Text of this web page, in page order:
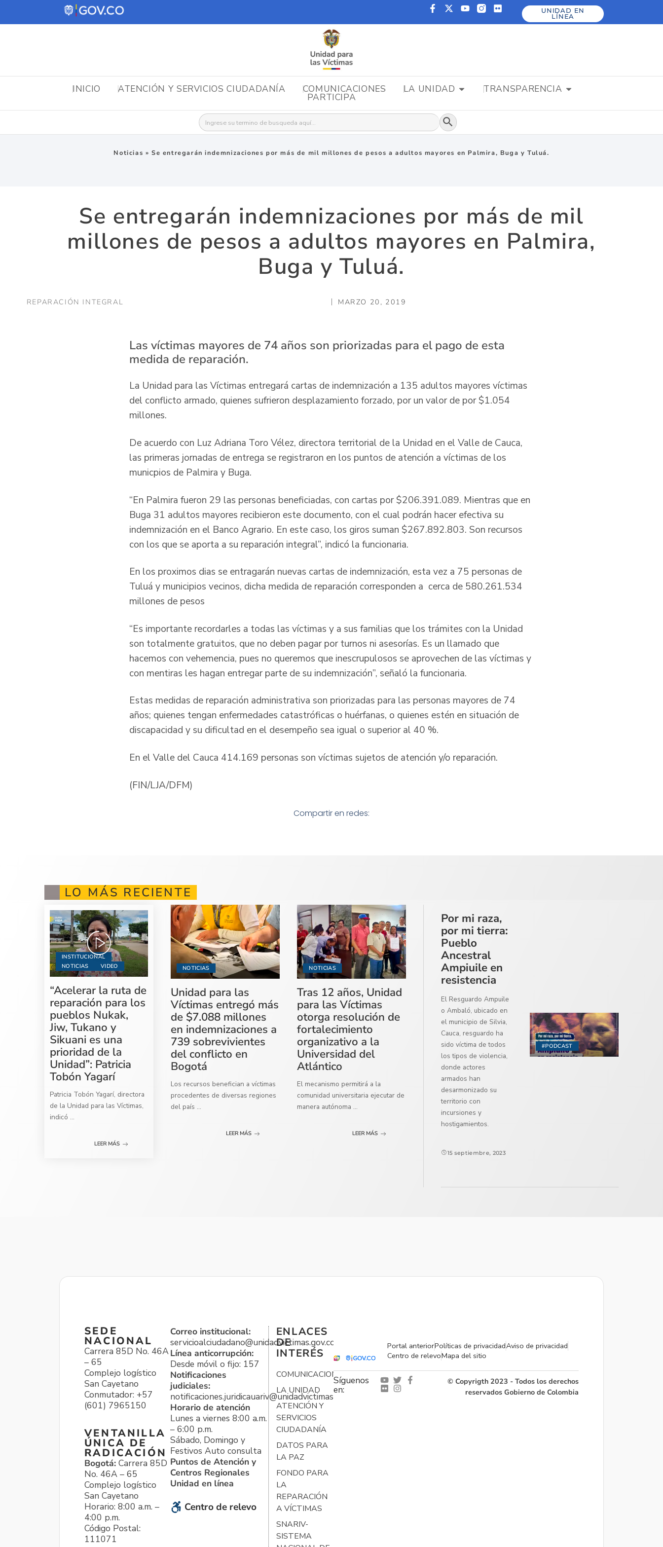
UNIDAD EN
LÍNEA
INICIO ATENCIÓN Y SERVICIOS CIUDADANÍA COMUNICACIONES LA UNIDAD TRANSPARENCIA
PARTICIPA
Buscar: Botón de búsqueda
Noticias » Se entregarán indemnizaciones por más de mil millones de pesos a adultos mayores en Palmira, Buga y Tuluá.
Se entregarán indemnizaciones por más de mil
millones de pesos a adultos mayores en Palmira,
Buga y Tuluá.
REPARACIÓN INTEGRAL MARZO 20, 2019
Las víctimas mayores de 74 años son priorizadas para el pago de esta
medida de reparación.
La Unidad para las Víctimas entregará cartas de indemnización a 135 adultos mayores víctimas
del conflicto armado, quienes sufrieron desplazamiento forzado, por un valor de por $1.054
millones.
De acuerdo con Luz Adriana Toro Vélez, directora territorial de la Unidad en el Valle de Cauca,
las primeras jornadas de entrega se registraron en los puntos de atención a víctimas de los
municpios de Palmira y Buga.
“En Palmira fueron 29 las personas beneficiadas, con cartas por $206.391.089. Mientras que en
Buga 31 adultos mayores recibieron este documento, con el cual podrán hacer efectiva su
indemnización en el Banco Agrario. En este caso, los giros suman $267.892.803. Son recursos
con los que se aporta a su reparación integral”, indicó la funcionaria.
En los proximos dias se entragarán nuevas cartas de indemnización, esta vez a 75 personas de
Tuluá y municipios vecinos, dicha medida de reparación corresponden a cerca de 580.261.534
millones de pesos
“Es importante recordarles a todas las víctimas y a sus familias que los trámites con la Unidad
son totalmente gratuitos, que no deben pagar por turnos ni asesorías. Es un llamado que
hacemos con vehemencia, pues no queremos que inescrupulosos se aprovechen de las víctimas y
con mentiras les hagan entregar parte de su indemnización”, señaló la funcionaria.
Estas medidas de reparación administrativa son priorizadas para las personas mayores de 74
años; quienes tengan enfermedades catastróficas o huérfanas, o quienes estén en situación de
discapacidad y su dificultad en el desempeño sea igual o superior al 40 %.
En el Valle del Cauca 414.169 personas son víctimas sujetos de atención y/o reparación.
(FIN/LJA/DFM)
Compartir en redes:
LO MÁS RECIENTE
INSTITUCIONAL
NOTICIAS
VIDEO
“Acelerar la ruta de
reparación para los
pueblos Nukak,
Jiw, Tukano y
Sikuani es una
prioridad de la
Unidad”: Patricia
Tobón Yagarí
Patricia Tobón Yagarí, directora
de la Unidad para las Víctimas,
indicó ...
LEER MÁS
NOTICIAS
Unidad para las
Víctimas entregó más
de $7.088 millones
en indemnizaciones a
739 sobrevivientes
del conflicto en
Bogotá
Los recursos benefician a víctimas
procedentes de diversas regiones
del país ...
LEER MÁS
NOTICIAS
Tras 12 años, Unidad
para las Víctimas
otorga resolución de
fortalecimiento
organizativo a la
Universidad del
Atlántico
El mecanismo permitirá a la
comunidad universitaria ejecutar de
manera autónoma ...
LEER MÁS
#PODCAST
Por mi raza,
por mi tierra:
Pueblo
Ancestral
Ampiuile en
resistencia
El Resguardo Ampuile
o Ambaló, ubicado en
el municipio de Silvia,
Cauca, resguardo ha
sido víctima de todos
los tipos de violencia,
donde actores
armados han
desarmonizado su
territorio con
incursiones y
hostigamientos.
15 septiembre, 2023
SEDE
NACIONAL
Carrera 85D No. 46A
– 65
Complejo logístico
San Cayetano
Conmutador: +57
(601) 7965150
VENTANILLA
ÚNICA DE
RADICACIÓN
Bogotá: Carrera 85D
No. 46A – 65
Complejo logístico
San Cayetano
Horario: 8:00 a.m. –
4:00 p.m.
Código Postal:
111071
Correo institucional:
servicioalciudadano@unidadvictimas.gov.co
Línea anticorrupción:
Desde móvil o fijo: 157
Notificaciones
judiciales:
notificaciones.juridicauariv@unidadvictimas.gov.co
Horario de atención
Lunes a viernes 8:00 a.m.
– 6:00 p.m.
Sábado, Domingo y
Festivos Auto consulta
Puntos de Atención y
Centros Regionales
Unidad en línea
Centro de relevo
ENLACES
DE
INTERÉS
COMUNICACIONES
LA UNIDAD
ATENCIÓN Y
SERVICIOS
CIUDADANÍA
DATOS PARA
LA PAZ
FONDO PARA
LA
REPARACIÓN
A VÍCTIMAS
SNARIV-
SISTEMA
Portal anteriorPolíticas de privacidadAviso de privacidad
Centro de relevoMapa del sitio
Síguenos
en:
© Copyrigth 2023 - Todos los derechos
reservados Gobierno de Colombia